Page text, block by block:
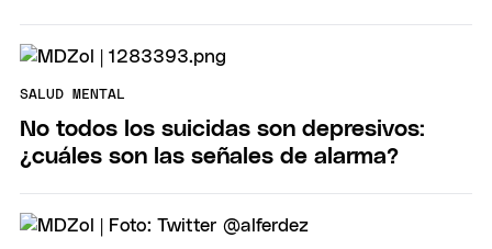
SALUD MENTAL
No todos los suicidas son depresivos:
¿cuáles son las señales de alarma?